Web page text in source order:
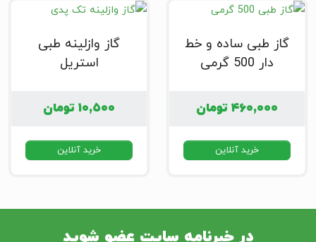
گاز طبی ساده و خط
دار 500 گرمی
۴۶۰,۰۰۰ تومان
خرید آنلاین
گاز وازلینه طبی
استریل
۱۰,۵۰۰ تومان
خرید آنلاین
در خبرنامه سایت عضو شوید